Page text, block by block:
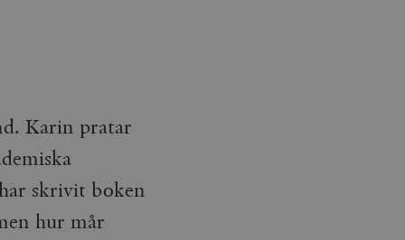
Karin pratar
skrivit boken
hur mår